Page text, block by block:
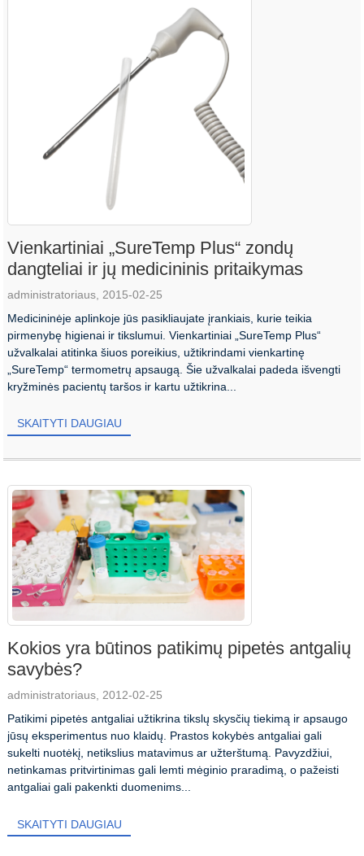
Vienkartiniai „SureTemp Plus“ zondų
dangteliai ir jų medicininis pritaikymas
administratoriaus, 2015-02-25
Medicininėje aplinkoje jūs pasikliaujate įrankiais, kurie teikia
pirmenybę higienai ir tikslumui. Vienkartiniai „SureTemp Plus“
užvalkalai atitinka šiuos poreikius, užtikrindami vienkartinę
„SureTemp“ termometrų apsaugą. Šie užvalkalai padeda išvengti
kryžminės pacientų taršos ir kartu užtikrina...
SKAITYTI DAUGIAU
Kokios yra būtinos patikimų pipetės antgalių
savybės?
administratoriaus, 2012-02-25
Patikimi pipetės antgaliai užtikrina tikslų skysčių tiekimą ir apsaugo
jūsų eksperimentus nuo klaidų. Prastos kokybės antgaliai gali
sukelti nuotėkį, netikslius matavimus ar užterštumą. Pavyzdžiui,
netinkamas pritvirtinimas gali lemti mėginio praradimą, o pažeisti
antgaliai gali pakenkti duomenims...
SKAITYTI DAUGIAU